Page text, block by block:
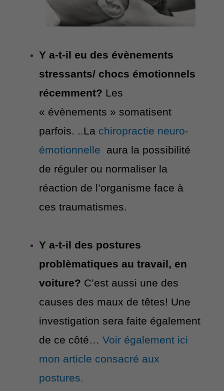
Y a-t-il eu des évènements
stressants/ chocs émotionnels
récemment? Les
« évènements » somatisent
parfois. ..La chiropractie neuro-
émotionnelle aura la possibilité
de réguler ou normaliser la
réaction de l’organisme face à
ces traumatismes.
Y a-t-il des postures
problèmatiques au travail, en
voiture? C’est aussi une des
causes des maux de têtes! Une
investigation sera faite également
de ce côté… Voir également ici
mon article consacré aux
postures.